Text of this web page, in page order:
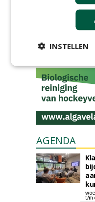
GREEN
Iedereen kan
Plaats een gratis
AGENDA
t/m
INSTELLEN